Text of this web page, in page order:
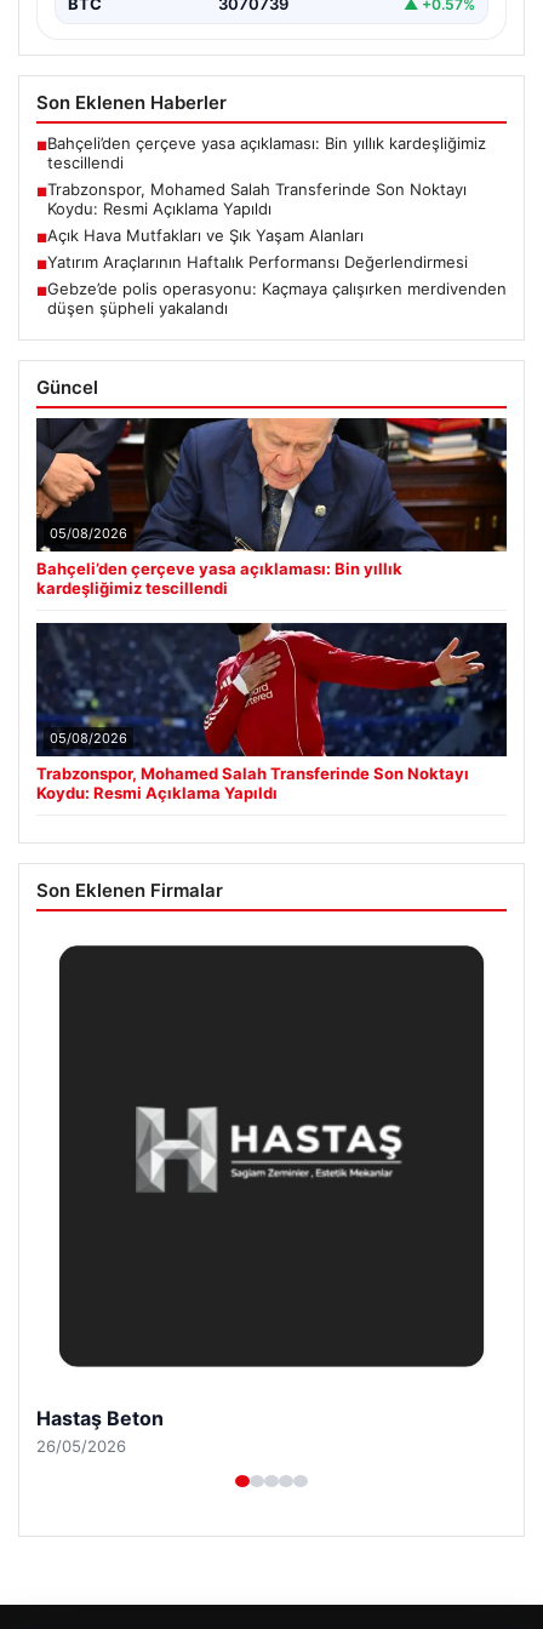
▲ +0.57%
Son Eklenen Haberler
■Bahçeli’den çerçeve yasa açıklaması: Bin yıllık kardeşliğimiz
tescillendi
■Trabzonspor, Mohamed Salah Transferinde Son Noktayı
Koydu: Resmi Açıklama Yapıldı
■Açık Hava Mutfakları ve Şık Yaşam Alanları
■Yatırım Araçlarının Haftalık Performansı Değerlendirmesi
■Gebze’de polis operasyonu: Kaçmaya çalışırken merdivenden
düşen şüpheli yakalandı
Güncel
05/08/2026
Bahçeli’den çerçeve yasa açıklaması: Bin yıllık
kardeşliğimiz tescillendi
05/08/2026
Trabzonspor, Mohamed Salah Transferinde Son Noktayı
Koydu: Resmi Açıklama Yapıldı
Son Eklenen Firmalar
Prenses Night Club
29/04/2026